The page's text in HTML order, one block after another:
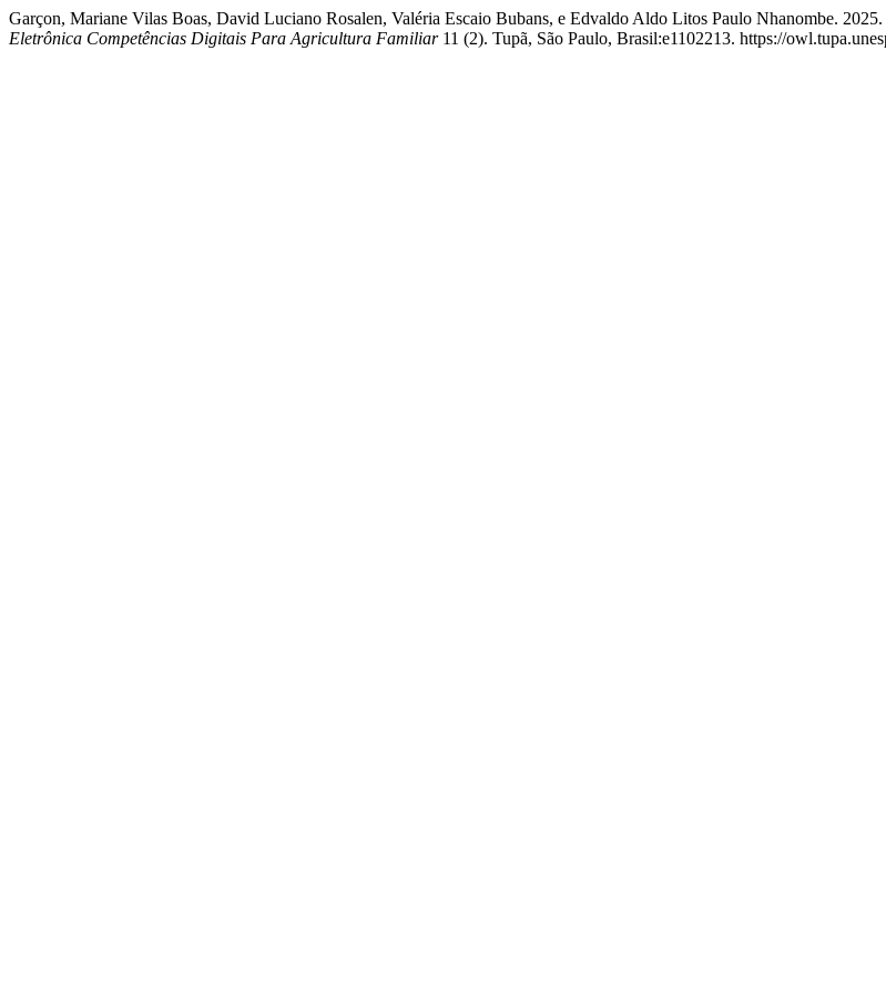
Garçon, Mariane Vilas Boas, David Luciano Rosalen, Valéria Escaio Bubans, e Edvaldo Aldo Litos Paulo Nhanombe.
Eletrônica Competências Digitais Para Agricultura Familiar11 (2). Tupã, São Paulo, Brasil:e1102213. https://